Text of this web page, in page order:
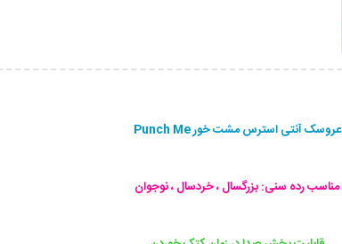
عروسک آنتی استرس مشت خور Punch Me
مناسب رده سنی: بزرگسال ، خردسال ، نوجوان